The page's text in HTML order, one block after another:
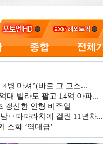
병 마셔”(바로 그 고소...
대 빌라도 팔고 14억 아파...
갱신한 인형 비주얼
‥파파라치에 걸린 11년차...
소화 ‘역대급’